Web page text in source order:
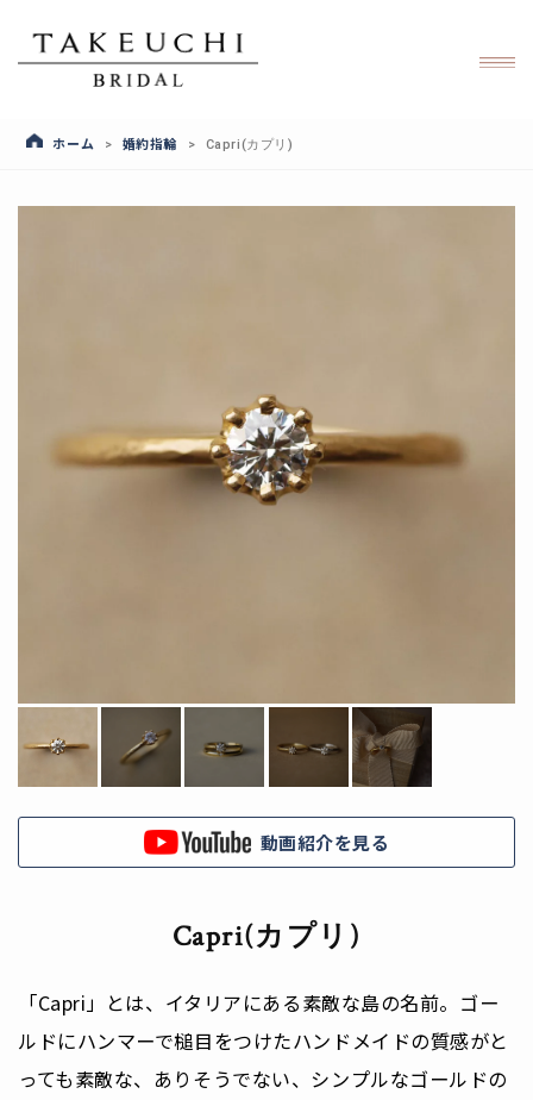
ホーム > 婚約指輪 > Capri(カプリ)
動画紹介を見る
Capri(カプリ)
「Capri」とは、イタリアにある素敵な島の名前。ゴー
ルドにハンマーで槌目をつけたハンドメイドの質感がと
っても素敵な、ありそうでない、シンプルなゴールドの